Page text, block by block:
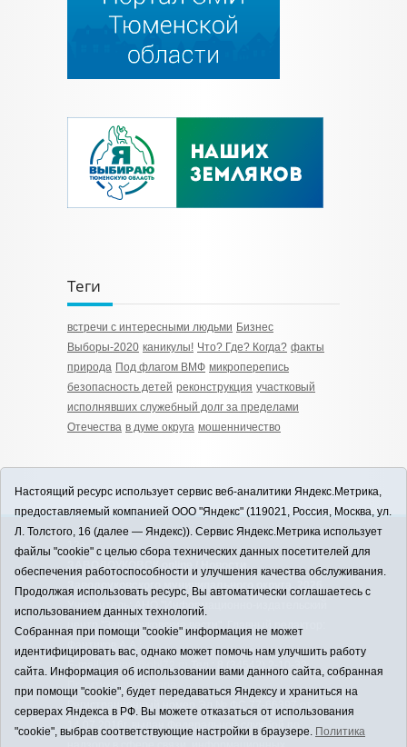
Теги
встречи с интересными людьми Бизнес
Выборы-2020 каникулы! Что? Где? Когда? факты
природа Под флагом ВМФ микроперепись
безопасность детей реконструкция участковый
исполнявших служебный долг за пределами
Отечества в думе округа мошенничество
12+
ЗАВОДОУКОВСК online / Новости
Заводоуковского муниципального округа, 2026
Учредитель: АНО "Информационно-издательский
центр "Заводоуковские вести". Главный редактор:
E-mail:
zavest@obl72.ru
Тел.: 8 (34542) 2-10-33
Политика оператора
Регистрационный номер Эл № ФС 77-66397 от
14.07.2016г. выдан Федеральной службой по
Настоящий ресурс использует сервис веб-аналитики Яндекс.Метрика,
предоставляемый компанией ООО "Яндекс" (119021, Россия, Москва, ул.
Л. Толстого, 16 (далее — Яндекс)). Сервис Яндекс.Метрика использует
файлы "cookie" с целью сбора технических данных посетителей для
обеспечения работоспособности и улучшения качества обслуживания.
Продолжая использовать ресурс, Вы автоматически соглашаетесь с
использованием данных технологий.
Собранная при помощи "cookie" информация не может
идентифицировать вас, однако может помочь нам улучшить работу
сайта. Информация об использовании вами данного сайта, собранная
при помощи "cookie", будет передаваться Яндексу и храниться на
серверах Яндекса в РФ. Вы можете отказаться от использования
"cookie", выбрав соответствующие настройки в браузере. Политика